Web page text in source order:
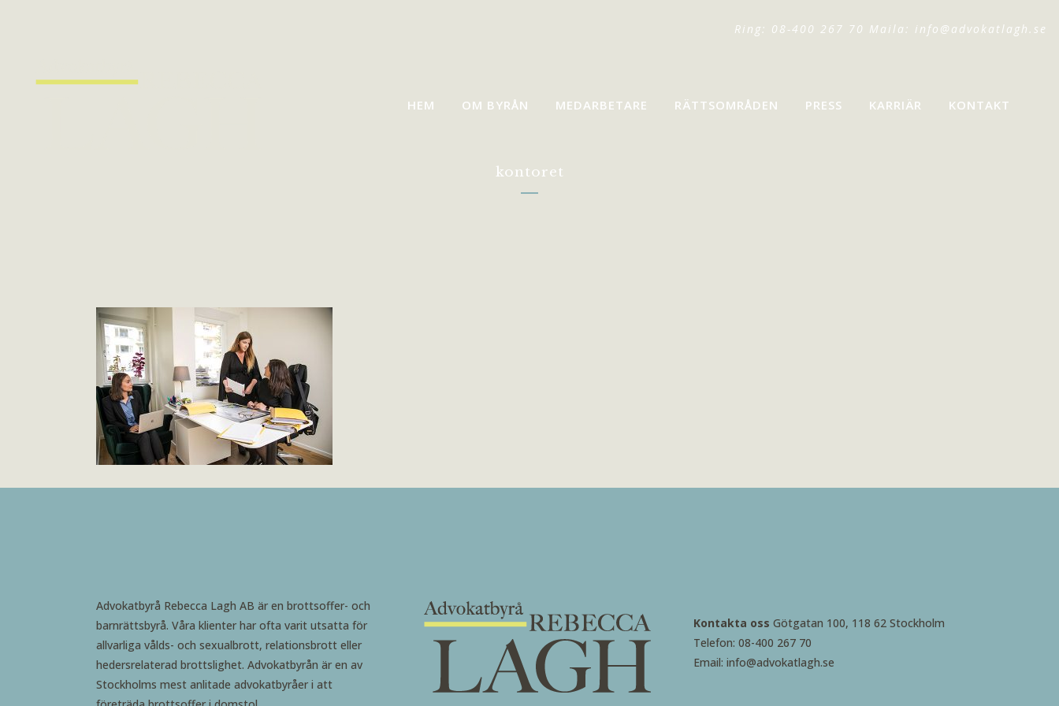
Ring: 08-400 267 70 Maila: info@advokatlagh.se
HEM OM BYRÅN MEDARBETARE RÄTTSOMRÅDEN PRESS KARRIÄR KONTAKT
kontoret
Advokatbyrå Rebecca Lagh AB är en brottsoffer- och
barnrättsbyrå. Våra klienter har ofta varit utsatta för
allvarliga vålds- och sexualbrott, relationsbrott eller
hedersrelaterad brottslighet. Advokatbyrån är en av
Stockholms mest anlitade advokatbyråer i att
Kontakta oss Götgatan 100, 118 62 Stockholm
Telefon: 08-400 267 70
Email: info@advokatlagh.se